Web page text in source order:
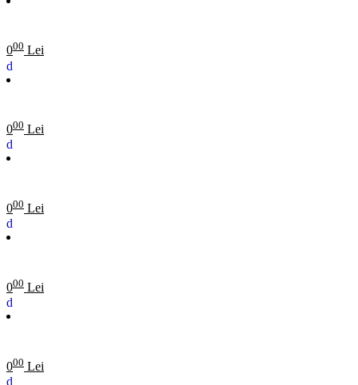
000 Lei
000 Lei
000 Lei
000 Lei
000 Lei